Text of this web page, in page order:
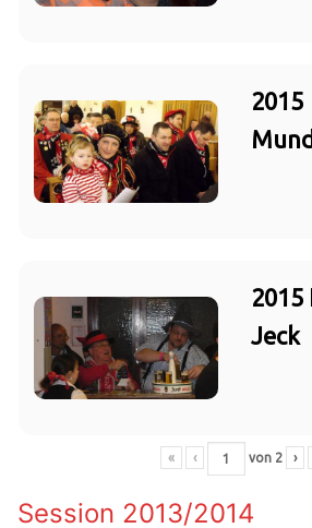
2015
2015
Jeck
« ‹ von 2 ›
Session 2013/2014